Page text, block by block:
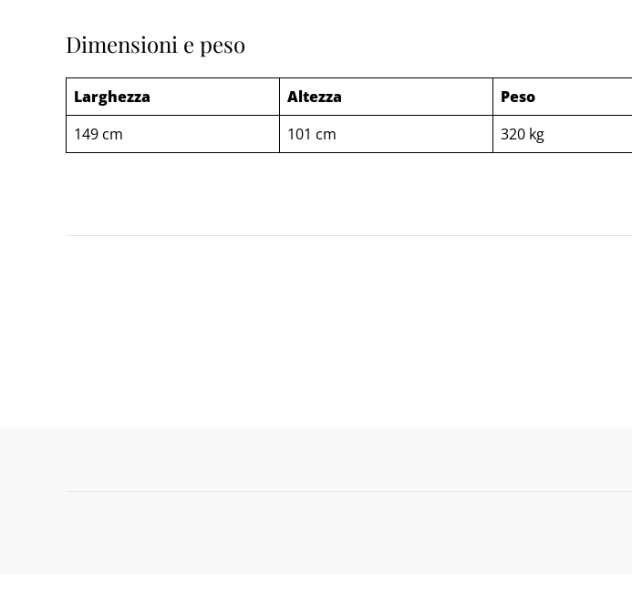
Dimensioni e peso
Larghezza Altezza
Peso
149 cm
101 cm 320 kg